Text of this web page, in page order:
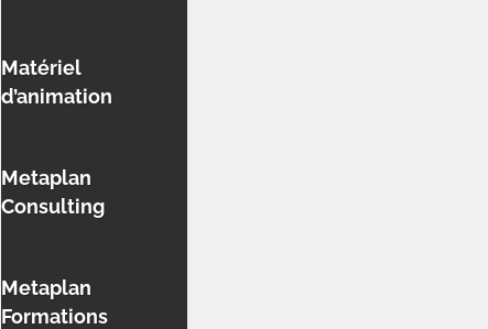
Matériel
d’animation
Metaplan
Consulting
Metaplan
Formations